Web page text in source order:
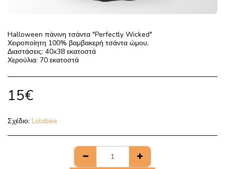
Halloween πάνινη τσάντα "Perfectly Wicked"
Χειροποίητη 100% βαμβακερή τσάντα ώμου,
Διαστάσεις: 40x38 εκατοστά
Χερούλια: 70 εκατοστά
15€
Σχέδιο: Lolobee